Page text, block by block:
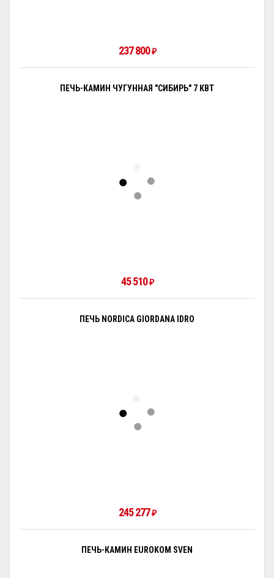
237 800 ₽
ПЕЧЬ-КАМИН ЧУГУННАЯ "СИБИРЬ" 7 КВТ
45 510 ₽
ПЕЧЬ NORDICA GIORDANA IDRO
245 277 ₽
ПЕЧЬ-КАМИН EUROKOM SVEN